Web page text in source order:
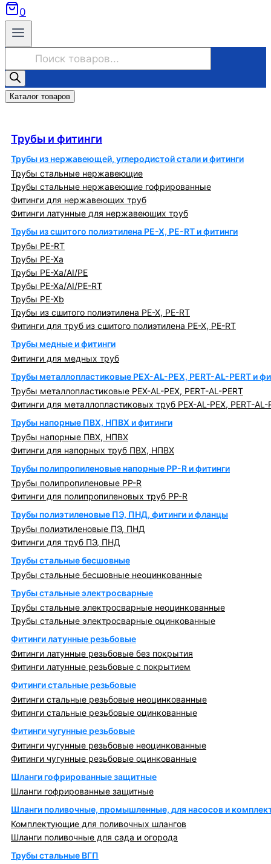
0
товаров
Каталог товаров
Трубы и фитинги
Трубы из нержавеющей, углеродистой стали и фитинги
Трубы стальные нержавеющие
Трубы стальные нержавеющие гофрированные
Фитинги для нержавеющих труб
Фитинги латунные для нержавеющих труб
Трубы из сшитого полиэтилена PE-X, PE-RT и фитинги
Трубы PE-RT
Трубы PE-Xa
Трубы PE-Xa/AI/PE
Трубы PE-Xa/AI/PE-RT
Трубы PE-Xb
Трубы из сшитого полиэтилена PE-X, PE-RT
Фитинги для труб из сшитого полиэтилена PE-X, PE-RT
Трубы медные и фитинги
Фитинги для медных труб
Трубы металлопластиковые PEX-AL-PEX, PERT-AL-PERT и
Трубы металлопластиковые PEX-AL-PEX, PERT-AL-PERT
Фитинги для металлопластиковых труб PEX-AL-PEX, PERT-AL-
Трубы напорные ПВХ, НПВХ и фитинги
Трубы напорные ПВХ, НПВХ
Фитинги для напорных труб ПВХ, НПВХ
Трубы полипропиленовые напорные PP-R и фитинги
Трубы полипропиленовые PP-R
Фитинги для полипропиленовых труб PP-R
Трубы полиэтиленовые ПЭ, ПНД, фитинги и фланцы
Трубы полиэтиленовые ПЭ, ПНД
Фитинги для труб ПЭ, ПНД
Трубы стальные бесшовные
Трубы стальные бесшовные неоцинкованные
Трубы стальные электросварные
Трубы стальные электросварные неоцинкованные
Трубы стальные электросварные оцинкованные
Фитинги латунные резьбовые
Фитинги латунные резьбовые без покрытия
Фитинги латунные резьбовые с покрытием
Фитинги стальные резьбовые
Фитинги стальные резьбовые неоцинкованные
Фитинги стальные резьбовые оцинкованные
Фитинги чугунные резьбовые
Фитинги чугунные резьбовые неоцинкованные
Фитинги чугунные резьбовые оцинкованные
Шланги гофрированные защитные
Шланги гофрированные защитные
Шланги поливочные, промышленные, для насосов и
Комплектующие для поливочных шлангов
Шланги поливочные для сада и огорода
Трубы стальные ВГП